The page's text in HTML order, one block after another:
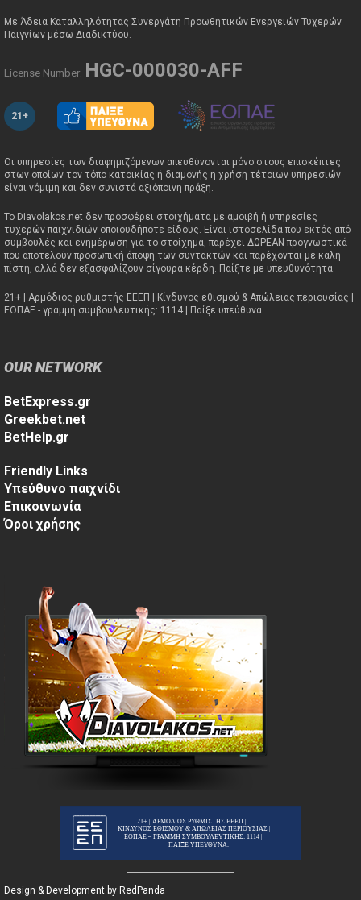
Με Άδεια Καταλληλότητας Συνεργάτη Προωθητικών Ενεργειών Τυχερών
Παιγνίων μέσω Διαδικτύου.
License Number: HGC-000030-AFF
21+
Οι υπηρεσίες των διαφημιζόμενων απευθύνονται μόνο στους επισκέπτες
στων οποίων τον τόπο κατοικίας ή διαμονής η χρήση τέτοιων υπηρεσιών
είναι νόμιμη και δεν συνιστά αξιόποινη πράξη.
Το Diavolakos.net δεν προσφέρει στοιχήματα με αμοιβή ή υπηρεσίες
τυχερών παιχνιδιών οποιουδήποτε είδους. Είναι ιστοσελίδα που εκτός από
συμβουλές και ενημέρωση για το στοίχημα, παρέχει ΔΩΡΕΑΝ προγνωστικά
που αποτελούν προσωπική άποψη των συντακτών και παρέχονται με καλή
πίστη, αλλά δεν εξασφαλίζουν σίγουρα κέρδη. Παίξτε με υπευθυνότητα.
21+ | Αρμόδιος ρυθμιστής ΕΕΕΠ | Κίνδυνος εθισμού & Απώλειας περιουσίας |
ΕΟΠΑΕ - γραμμή συμβουλευτικής: 1114 | Παίξε υπεύθυνα.
OUR NETWORK
BetExpress.gr
Greekbet.net
BetHelp.gr
Friendly Links
Υπεύθυνο παιχνίδι
Επικοινωνία
Όροι χρήσης
Design & Development by RedPanda